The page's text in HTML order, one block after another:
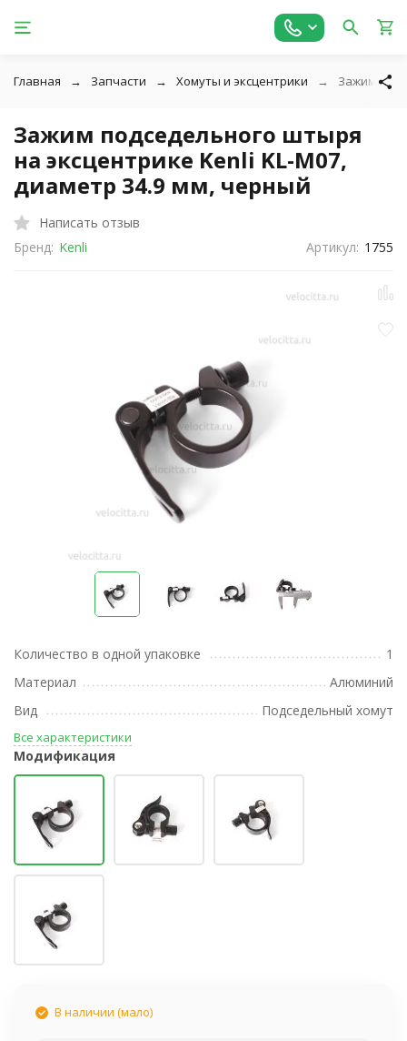
Главная Запчасти Хомуты и эксцентрики Зажим
Зажим подседельного штыря
на эксцентрике Kenli KL-M07,
диаметр 34.9 мм, черный
Написать отзыв
Бренд: Kenli Артикул: 1755
Количество в одной упаковке
1
Материал
Алюминий
Вид
Подседельный хомут
Все характеристики
Модификация
В наличии (мало)